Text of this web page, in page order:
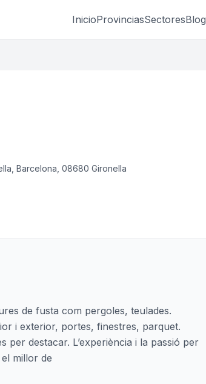
InicioProvinciasSectoresBlog
Barcelona, 08680 Gironella
de fusta com pergoles, teulades.
i exterior, portes, finestres, parquet.
per destacar. L’experiència i la passió per
millor de